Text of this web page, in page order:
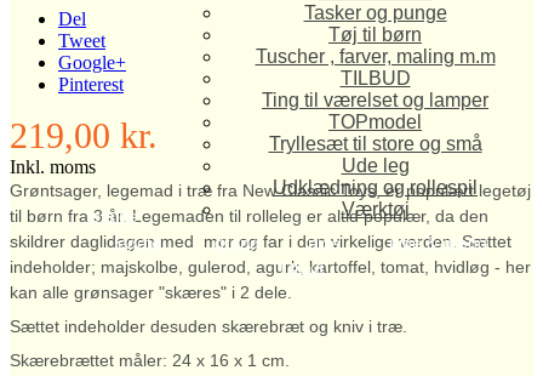
forside
Tasker og punge
Tøj til børn
Tuscher , farver, maling m.m
TILBUD
Ting til værelset og lamper
TOPmodel
Tryllesæt til store og små
Ude leg
Udklædning og rollespil
Værktøj
legetøj dreng pige
pige & dreng
Tilbud
Del
Tweet
Google+
Pinterest
219,00 kr.
Inkl. moms
Grøntsager, legemad i træ fra New Classic Toys, er populært legetøj
til børn fra 3 år. Legemaden til rolleleg er altid populær, da den
skildrer daglidagen med mor og far i den virkelige verden. Sættet
indeholder; majskolbe, gulerod, agurk, kartoffel, tomat, hvidløg - her
kan alle grønsager "skæres" i 2 dele.
Sættet indeholder desuden skærebræt og kniv i træ.
Skærebrættet måler: 24 x 16 x 1 cm.